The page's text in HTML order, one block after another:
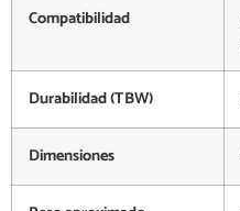
Compatibilidad
Durabilidad (TBW)
Dimensiones